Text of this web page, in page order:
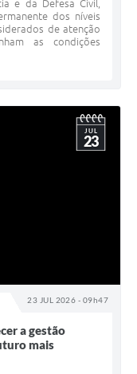
e da Defesa Civil,
dos níveis
de atenção
as condições
23 JUL 2026 - 09h47
JUL
23
a gestão
mais